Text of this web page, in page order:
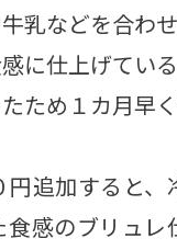
乳などを合わ
に仕上げてい
ため１カ月早
追加すると
感のブリュ